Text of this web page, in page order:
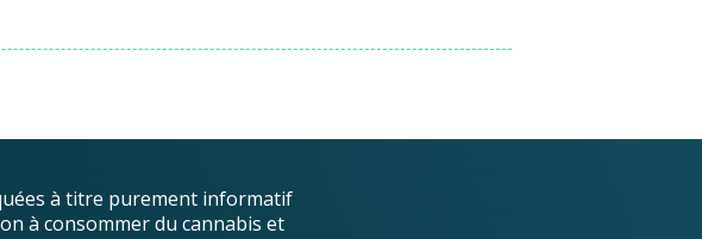
à titre purement informatif
à consommer du cannabis et